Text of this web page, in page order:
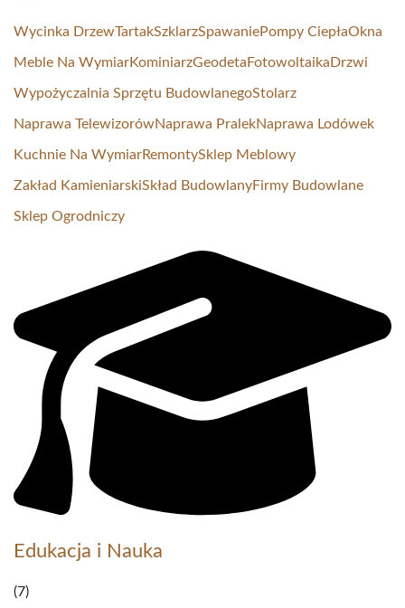
Wycinka DrzewTartakSzklarzSpawaniePompy CiepłaOkna
Meble Na WymiarKominiarzGeodetaFotowoltaikaDrzwi
Wypożyczalnia Sprzętu BudowlanegoStolarz
Naprawa TelewizorówNaprawa PralekNaprawa Lodówek
Kuchnie Na WymiarRemontySklep Meblowy
Zakład KamieniarskiSkład BudowlanyFirmy Budowlane
Sklep Ogrodniczy
Edukacja i Nauka
(7)